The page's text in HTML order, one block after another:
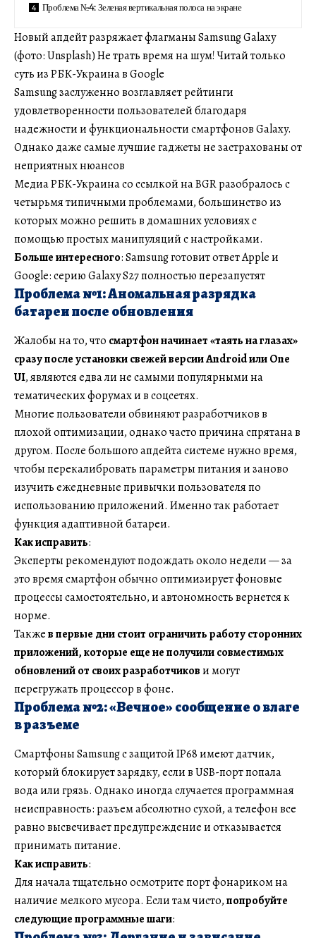
Проблема №4: Зеленая вертикальная полоса на экране
Новый апдейт разряжает флагманы Samsung Galaxy
(фото: Unsplash) Не трать время на шум! Читай только
суть из РБК-Украина в Google
Samsung заслуженно возглавляет рейтинги
удовлетворенности пользователей благодаря
надежности и функциональности смартфонов Galaxy.
Однако даже самые лучшие гаджеты не застрахованы от
неприятных нюансов
Медиа РБК-Украина со ссылкой на BGR разобралось с
четырьмя типичными проблемами, большинство из
которых можно решить в домашних условиях с
помощью простых манипуляций с настройками.
Больше интересного: Samsung готовит ответ Apple и
Google: серию Galaxy S27 полностью перезапустят
Проблема №1: Аномальная разрядка
батареи после обновления
Жалобы на то, что смартфон начинает «таять на глазах»
сразу после установки свежей версии Android или One
UI, являются едва ли не самыми популярными на
тематических форумах и в соцсетях.
Многие пользователи обвиняют разработчиков в
плохой оптимизации, однако часто причина спрятана в
другом. После большого апдейта системе нужно время,
чтобы перекалибровать параметры питания и заново
изучить ежедневные привычки пользователя по
использованию приложений. Именно так работает
функция адаптивной батареи.
Как исправить:
Эксперты рекомендуют подождать около недели — за
это время смартфон обычно оптимизирует фоновые
процессы самостоятельно, и автономность вернется к
норме.
Такжев первые дни стоит ограничить работу сторонних
приложений, которые еще не получили совместимых
обновлений от своих разработчикови могут
перегружать процессор в фоне.
Проблема №2: «Вечное» сообщение о влаге
в разъеме
Смартфоны Samsung с защитой IP68 имеют датчик,
который блокирует зарядку, если в USB-порт попала
вода или грязь. Однако иногда случается программная
неисправность: разъем абсолютно сухой, а телефон все
равно высвечивает предупреждение и отказывается
принимать питание.
Как исправить:
Для начала тщательно осмотрите порт фонариком на
наличие мелкого мусора. Если там чисто,попробуйте
следующие программные шаги: